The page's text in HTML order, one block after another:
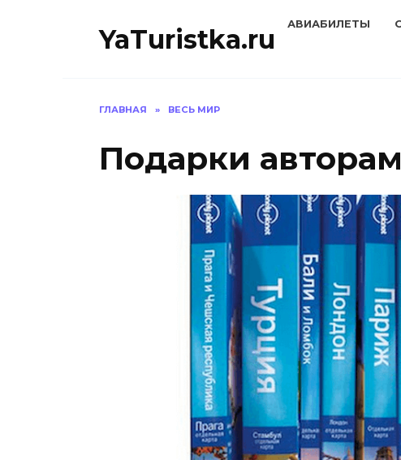
YaTuristka.ru АВИАБИЛЕТЫ
ГЛАВНАЯ » ВЕСЬ МИР
Подарки